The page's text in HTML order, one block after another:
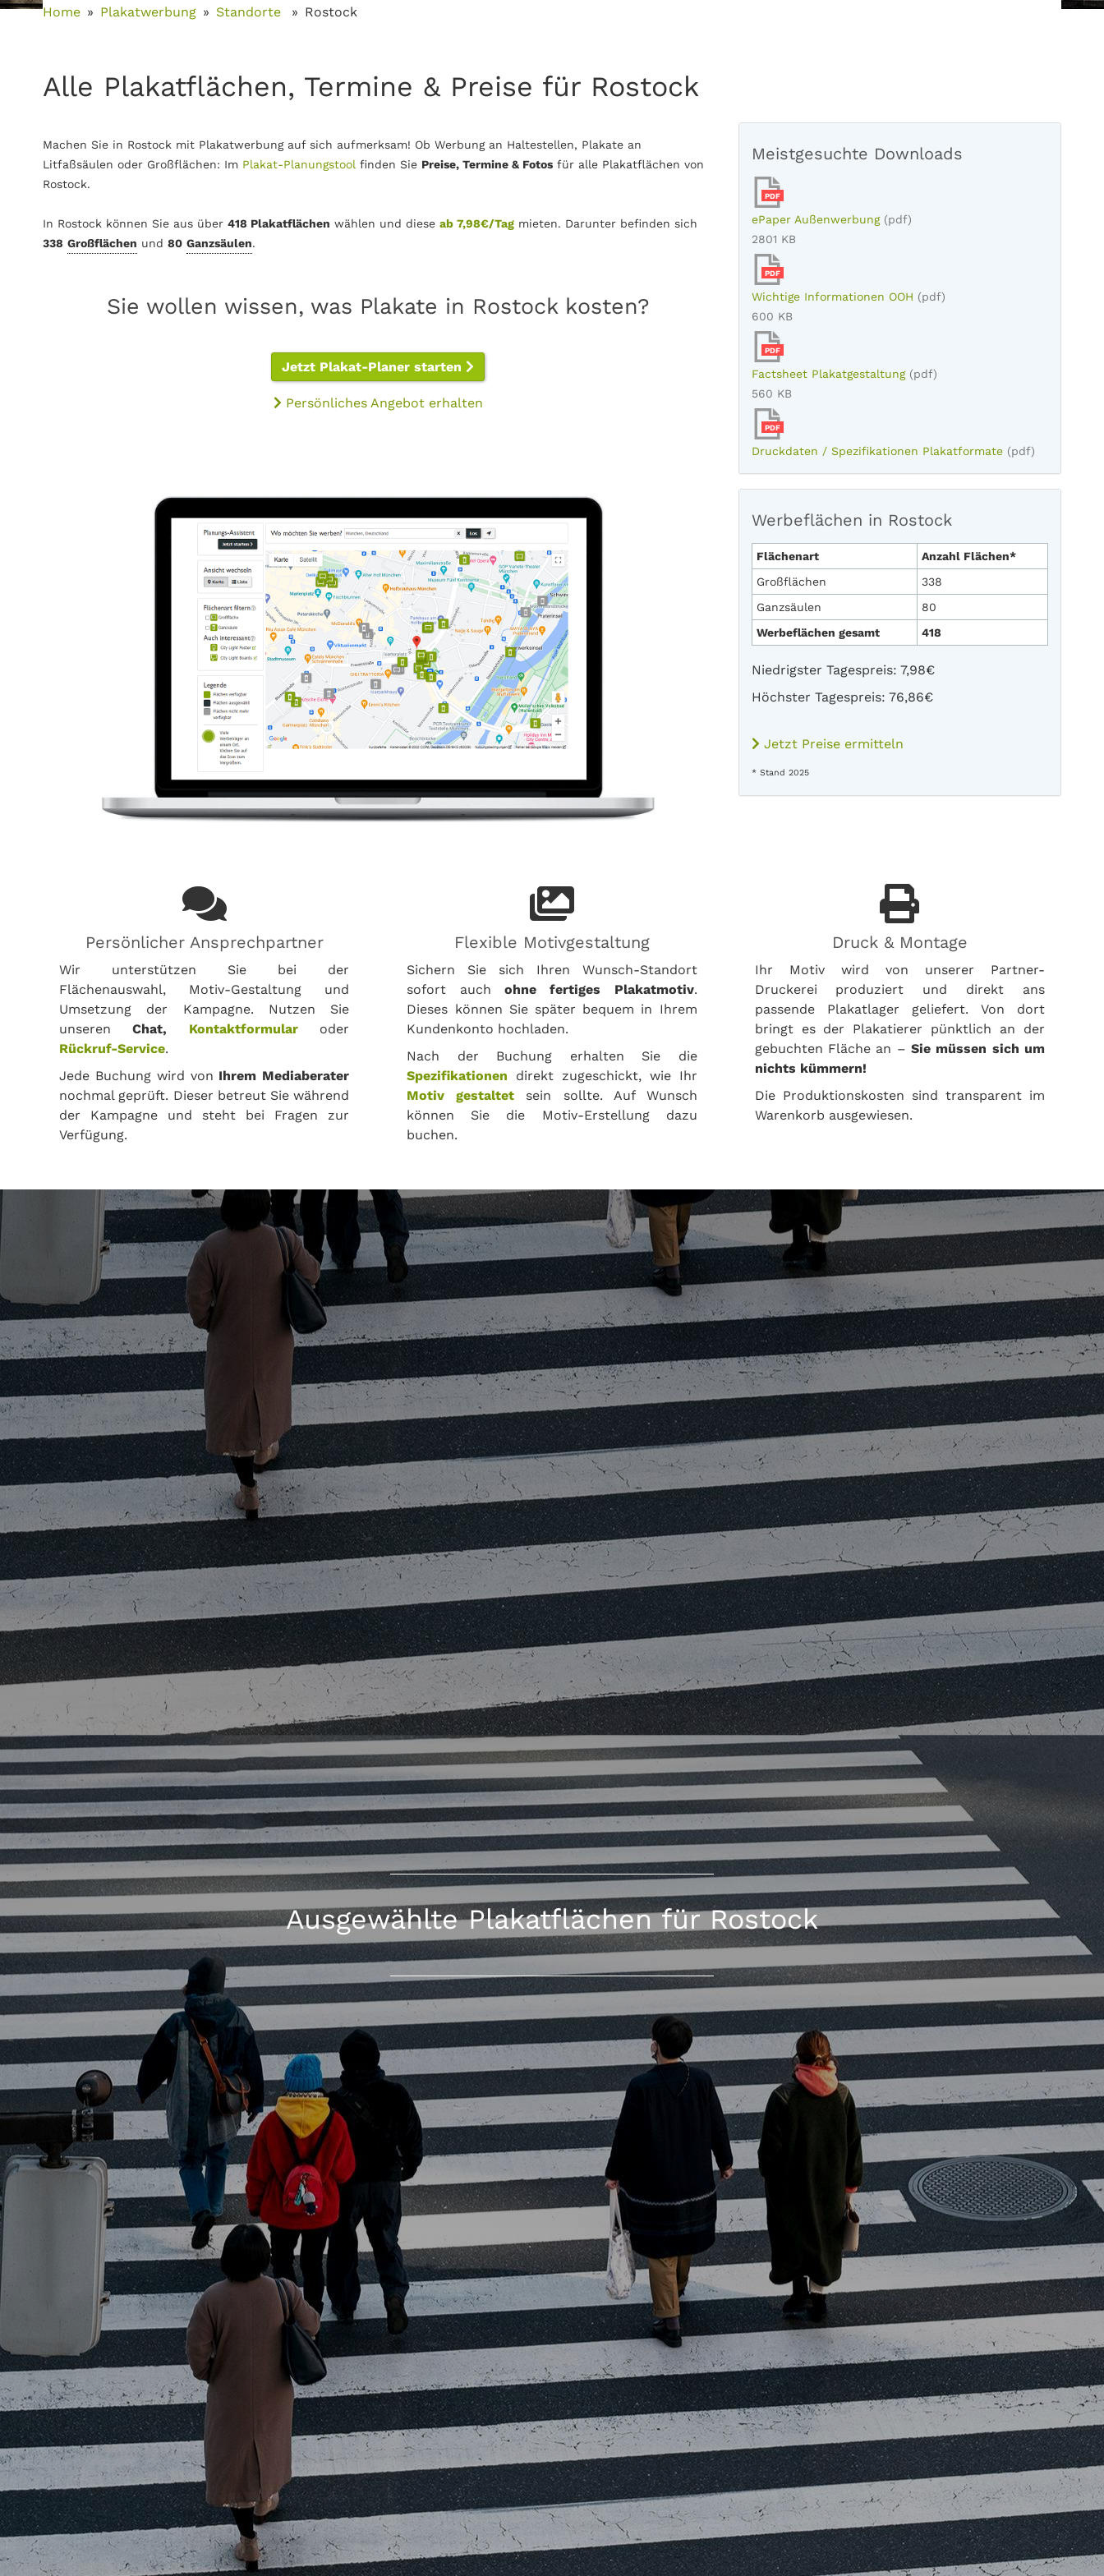
Home Plakatwerbung Standorte Rostock
Alle Plakatflächen, Termine & Preise für Rostock
Machen Sie in Rostock mit Plakatwerbung auf sich aufmerksam! Ob Werbung an Haltestellen, Plakate an
Litfaßsäulen oder Großflächen: Im Plakat-Planungstool finden Sie Preise, Termine & Fotos für alle Plakatflächen von
Rostock.
In Rostock können Sie aus über 418 Plakatflächen wählen und diese ab 7,98€/Tag mieten. Darunter befinden sich
338 Großflächen und 80 Ganzsäulen.
Sie wollen wissen, was Plakate in Rostock kosten?
Jetzt Plakat-Planer starten
Persönliches Angebot erhalten
Meistgesuchte Downloads
PDF
ePaper Außenwerbung (pdf)
2801 KB
PDF
Wichtige Informationen OOH (pdf)
600 KB
PDF
Factsheet Plakatgestaltung (pdf)
560 KB
PDF
Druckdaten / Spezifikationen Plakatformate (pdf)
Werbeflächen in Rostock
Flächenart
Anzahl Flächen*
Großflächen
338
Ganzsäulen
80
Werbeflächen gesamt
418
Niedrigster Tagespreis: 7,98€
Höchster Tagespreis: 76,86€
Jetzt Preise ermitteln
* Stand 2025
Persönlicher Ansprechpartner
Wir unterstützen Sie bei der
Flächenauswahl, Motiv-Gestaltung und
Umsetzung der Kampagne. Nutzen Sie
unserenChat, Kontaktformularoder
Rückruf-Service.
Jede Buchung wird von Ihrem Mediaberater
nochmal geprüft. Dieser betreut Sie während
der Kampagne und steht bei Fragen zur
Verfügung.
Flexible Motivgestaltung
Sichern Sie sich Ihren Wunsch-Standort
sofort auch ohne fertiges Plakatmotiv.
Dieses können Sie später bequem in Ihrem
Kundenkonto hochladen.
Nach der Buchung erhalten Sie die
Spezifikationen direkt zugeschickt, wie Ihr
Motiv gestaltet sein sollte. Auf Wunsch
können Sie die Motiv-Erstellung dazu
buchen.
Druck & Montage
Ihr Motiv wird von unserer Partner-
Druckerei produziert und direkt ans
passende Plakatlager geliefert. Von dort
bringt es der Plakatierer pünktlich an der
gebuchten Fläche an – Sie müssen sich um
nichts kümmern!
Die Produktionskosten sind transparent im
Warenkorb ausgewiesen.
Ausgewählte Plakatflächen für Rostock